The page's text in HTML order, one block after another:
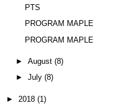
PTS
PROGRAM MAPLE
PROGRAM MAPLE
► August (8)
► July (8)
► 2018 (1)